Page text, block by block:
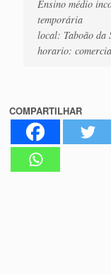
Ensino médio
temporária
local: Taboão da
horario:
COMPARTILHAR